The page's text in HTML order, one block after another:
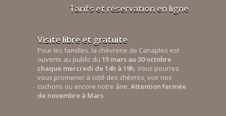
Tarifs et réservation en ligne
Visite libre et gratuite
Pour les familles, la chèvrerie de Canaples est
ouverte au public du 15 mars au 30 octobre
chaque mercredi de 14h à 19h. Vous pourrez
vous promener à coté des chèvres, voir nos
cochons ou encore notre âne. Attention fermée
de novembre à Mars